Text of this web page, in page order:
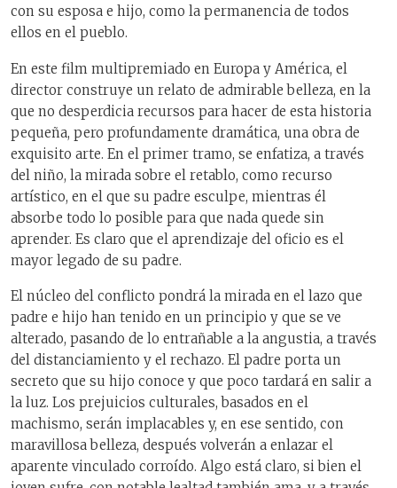
con su esposa e hijo, como la permanencia de todos
ellos en el pueblo.
En este film multipremiado en Europa y América, el
director construye un relato de admirable belleza, en la
que no desperdicia recursos para hacer de esta historia
pequeña, pero profundamente dramática, una obra de
exquisito arte. En el primer tramo, se enfatiza, a través
del niño, la mirada sobre el retablo, como recurso
artístico, en el que su padre esculpe, mientras él
absorbe todo lo posible para que nada quede sin
aprender. Es claro que el aprendizaje del oficio es el
mayor legado de su padre.
El núcleo del conflicto pondrá la mirada en el lazo que
padre e hijo han tenido en un principio y que se ve
alterado, pasando de lo entrañable a la angustia, a través
del distanciamiento y el rechazo. El padre porta un
secreto que su hijo conoce y que poco tardará en salir a
la luz. Los prejuicios culturales, basados en el
machismo, serán implacables y, en ese sentido, con
maravillosa belleza, después volverán a enlazar el
aparente vinculado corroído. Algo está claro, si bien el